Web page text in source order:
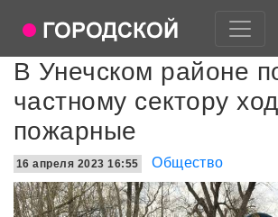
В Унечском районе
частному сектору
пожарные
16 апреля 2023 16:55 Общество